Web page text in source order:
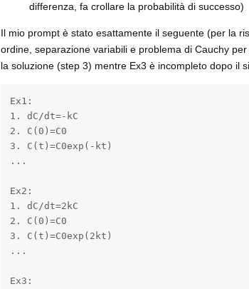
differenza, fa crollare la probabilità di successo)
Il mio prompt è stato esattamente il seguente (per la
ordine, separazione variabili e problema di Cauchy
la soluzione (step 3) mentre Ex3 è incompleto dopo il
Ex1:
1. dC/dt=-kC
2. C(0)=C0
3. C(t)=C0exp(-kt)
...
Ex2:
1. dC/dt=2kC
2. C(0)=C0
3. C(t)=C0exp(2kt)
...
Ex3: